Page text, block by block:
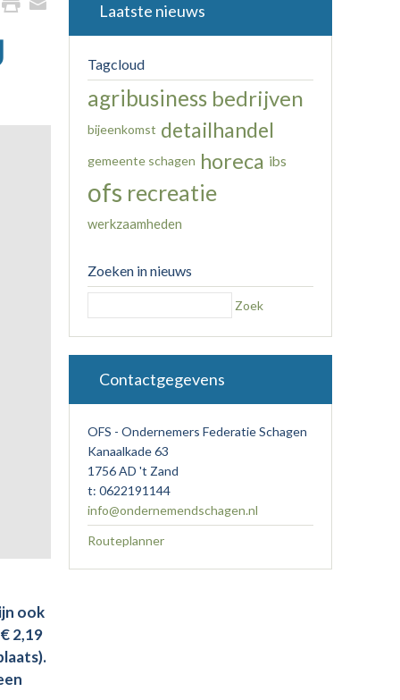
ook
2,19
Laatste nieuws
Tagcloud
agribusiness bedrijven
bijeenkomst detailhandel
gemeente schagen horeca ibs
ofs recreatie
werkzaamheden
Zoeken in nieuws
Zoek
Contactgegevens
OFS - Ondernemers Federatie Schagen
Kanaalkade 63
1756 AD 't Zand
t: 0622191144
info@ondernemendschagen.nl
Routeplanner